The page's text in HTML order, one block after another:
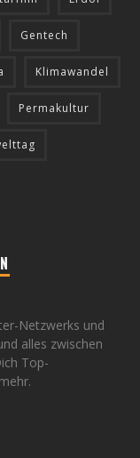
Gentech
Klimawandel
Permakultur
Netzwerks und
alles zwischen
Top-